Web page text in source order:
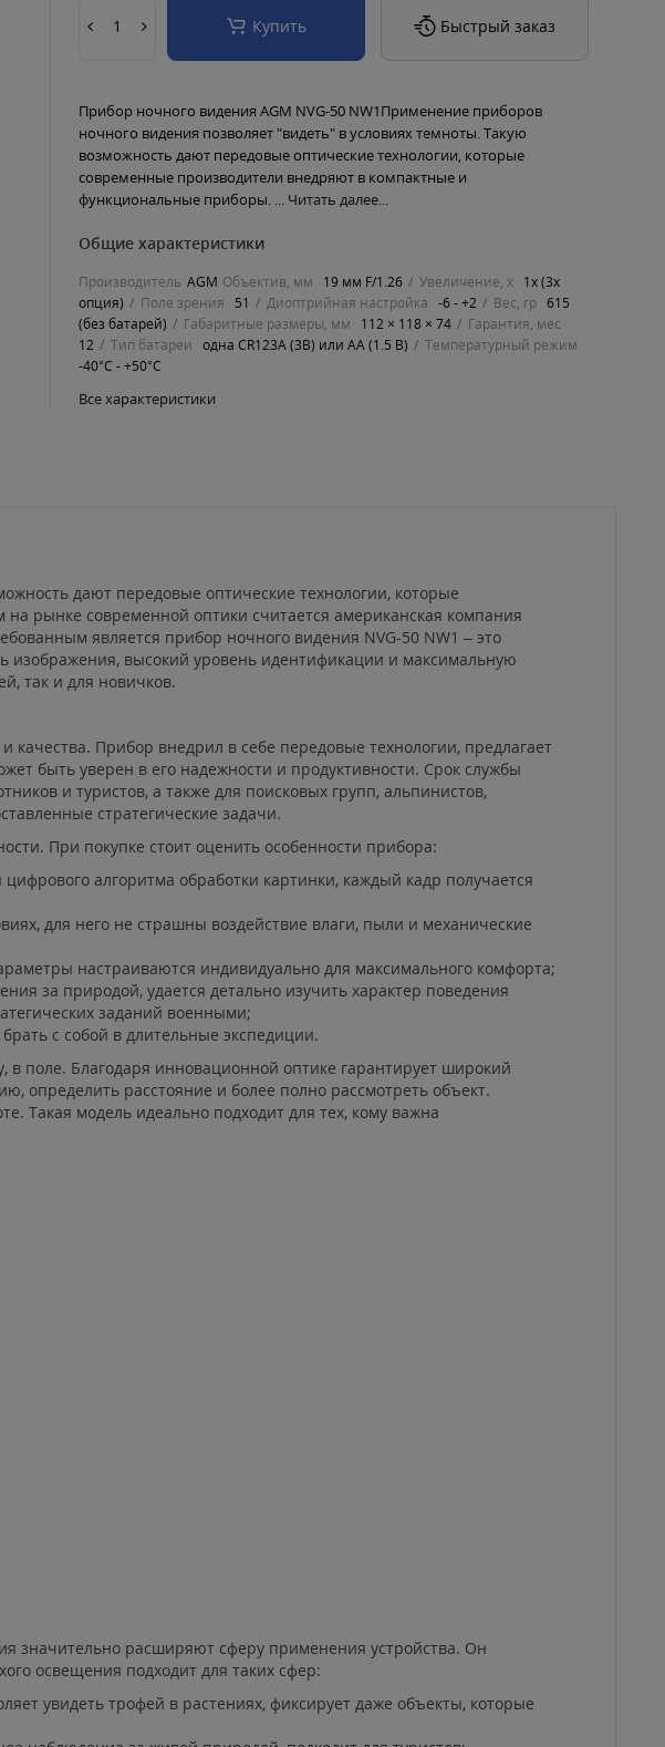
Купить Быстрый заказ
Прибор ночного видения AGM NVG-50 NW1Применение приборов
ночного видения позволяет "видеть" в условиях темноты. Такую
возможность дают передовые оптические технологии, которые
современные производители внедряют в компактные и
функциональные приборы. ... Читать далее...
Общие характеристики
Производитель AGM Объектив, мм 19 мм F/1.26 Увеличение, х 1x (3x
опция)
Поле зрения 51 Диоптрийная настройка -6 - +2 Вес, гр 615
(без батарей)
Габаритные размеры, мм 112 × 118 × 74
Гарантия, мес
12
Тип батареи одна CR123A (3В) или AA (1.5 В)
Температурный режим
-40°C - +50°C
Все характеристики
дают передовые оптические технологии, которые
рынке современной оптики считается американская компания
является прибор ночного видения NVG-50 NW1 – это
изображения, высокий уровень идентификации и максимальную
так и для новичков.
качества. Прибор внедрил в себе передовые технологии, предлагает
быть уверен в его надежности и продуктивности. Срок службы
и туристов, а также для поисковых групп, альпинистов,
стратегические задачи.
При покупке стоит оценить особенности прибора:
алгоритма обработки картинки, каждый кадр получается
для него не страшны воздействие влаги, пыли и механические
настраиваются индивидуально для максимального комфорта;
за природой, удается детально изучить характер поведения
заданий военными;
с собой в длительные экспедиции.
поле. Благодаря инновационной оптике гарантирует широкий
определить расстояние и более полно рассмотреть объект.
Такая модель идеально подходит для тех, кому важна
значительно расширяют сферу применения устройства. Он
освещения подходит для таких сфер:
увидеть трофей в растениях, фиксирует даже объекты, которые